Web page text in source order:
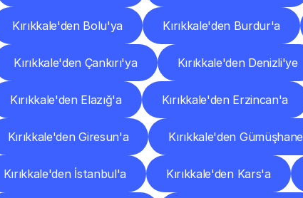
Kırıkkale'den Bolu'ya Kırıkkale'den Burdur'a
Kırıkkale'den Çankırı'ya Kırıkkale'den Denizli'ye
Kırıkkale'den Elazığ'a Kırıkkale'den Erzincan'a
Kırıkkale'den Giresun'a Kırıkkale'den
Kırıkkale'den İstanbul'a Kırıkkale'den Kars'a